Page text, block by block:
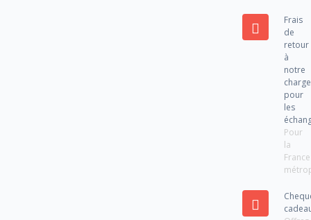
Frais
de
retour
à
notre
charge
pour
les
Pour
la
France